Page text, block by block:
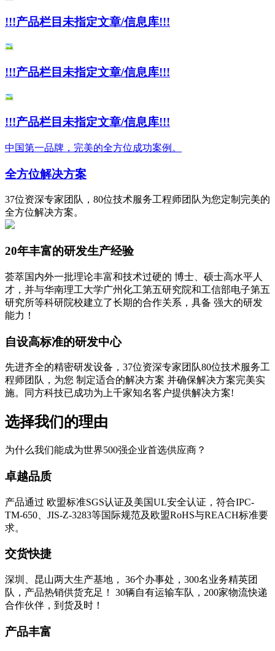
!!!产品栏目未指定文章/信息库!!!
!!!产品栏目未指定文章/信息库!!!
!!!产品栏目未指定文章/信息库!!!
中国第一品牌，完美的全方位成功案例。
全方位解决方案
37位资深专家团队，80位技术服务工程师团队为您定制完美的
全方位解决方案。
20年丰富的研发生产经验
荟萃国内外一批理论丰富和技术过硬的 博士、硕士高水平人
才，并与华南理工大学广州化工第五研究院和工信部电子第五
研究所等科研院校建立了长期的合作关系，具备 强大的研发
能力！
自设高标准的研发中心
先进齐全的精密研发设备，37位资深专家团队80位技术服务工
程师团队，为您 制定适合的解决方案 并确保解决方案完美实
施。同方科技已成功为上千家知名客户提供解决方案!
选择我们的理由
为什么我们能成为世界500强企业首选供应商？
卓越品质
产品通过 欧盟标准SGS认证及美国UL安全认证，符合IPC-
TM-650、JIS-Z-3283等国际规范及欧盟RoHS与REACH标准要
求。
交货快捷
深圳、昆山两大生产基地， 36个办事处，300名业务精英团
队，产品热销供货充足！ 30辆自有运输车队，200家物流快递
合作伙伴，到货及时！
产品丰富